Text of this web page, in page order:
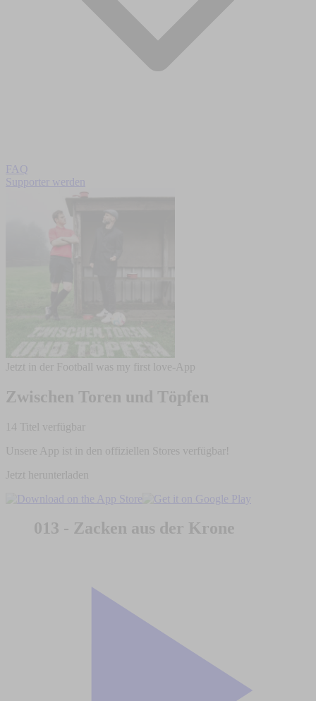
FAQ
Supporter werden
Jetzt in der Football was my first love-App
Zwischen Toren und Töpfen
14 Titel verfügbar
Unsere App ist in den offiziellen Stores verfügbar!
Jetzt herunterladen
013 - Zacken aus der Krone